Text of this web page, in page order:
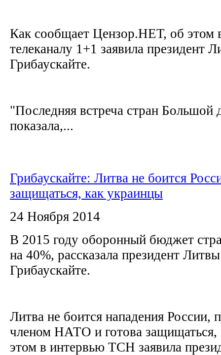
Как сообщает Цензор.НЕТ, об этом
телеканалу 1+1 заявила президент
Грибаускайте.
"Последняя встреча стран Большой
показала,...
Грибаускайте: Литва не боится
защищаться, как украинцы
24 Ноября 2014
В 2015 году оборонный бюджет
на 40%, рассказала президент
Грибаускайте.
Литва не боится нападения России,
членом НАТО и готова защищаться,
этом в интервью ТСН заявила